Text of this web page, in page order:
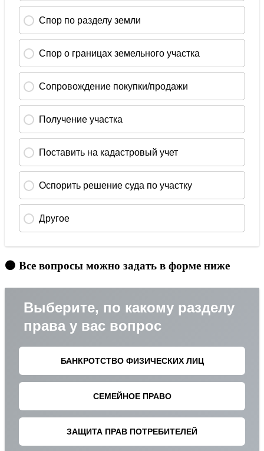
🟠 Все вопросы можно задать в форме ниже